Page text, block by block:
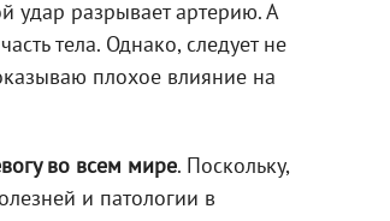
удар разрывает артерию. А
тела. Однако, следует не
плохое влияние на
во всем мире. Поскольку,
и патологии в